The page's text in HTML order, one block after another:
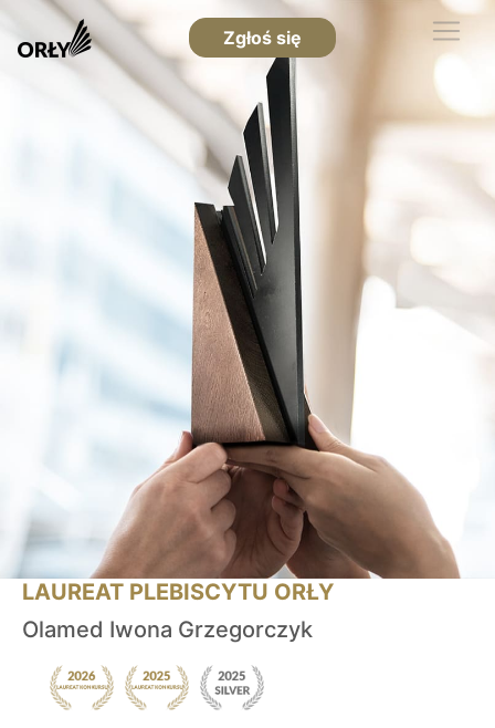
Zgłoś się
LAUREAT PLEBISCYTU ORŁY
Olamed Iwona Grzegorczyk